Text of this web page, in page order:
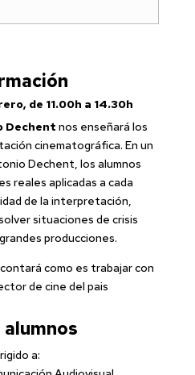
de 11.00h a 14.30h
Dechent nos enseñará los
cinematográfica. En un
Dechent, los alumnos
reales aplicadas a cada
de la interpretación,
situaciones de crisis
producciones.
como es trabajar con
de cine del pais
a: